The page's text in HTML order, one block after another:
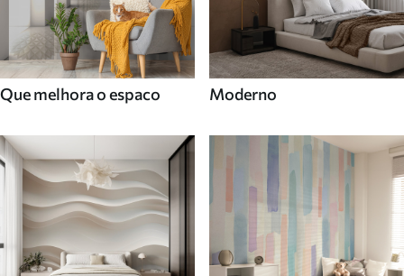
Que melhora o espaco Moderno